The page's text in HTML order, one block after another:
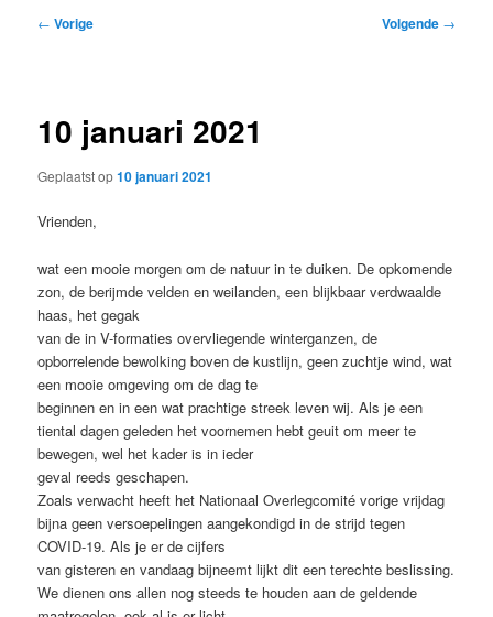
Bericht
← Vorige Volgende →
10 januari 2021
Geplaatst op10 januari 2021
Vrienden,
wat een mooie morgen om de natuur in te duiken. De opkomende
zon, de berijmde velden en weilanden, een blijkbaar verdwaalde
haas, het gegak
van de in V-formaties overvliegende winterganzen, de
opborrelende bewolking boven de kustlijn, geen zuchtje wind, wat
een mooie omgeving om de dag te
beginnen en in een wat prachtige streek leven wij. Als je een
tiental dagen geleden het voornemen hebt geuit om meer te
bewegen, wel het kader is in ieder
geval reeds geschapen.
Zoals verwacht heeft het Nationaal Overlegcomité vorige vrijdag
bijna geen versoepelingen aangekondigd in de strijd tegen
COVID-19. Als je er de cijfers
van gisteren en vandaag bijneemt lijkt dit een terechte beslissing.
We dienen ons allen nog steeds te houden aan de geldende